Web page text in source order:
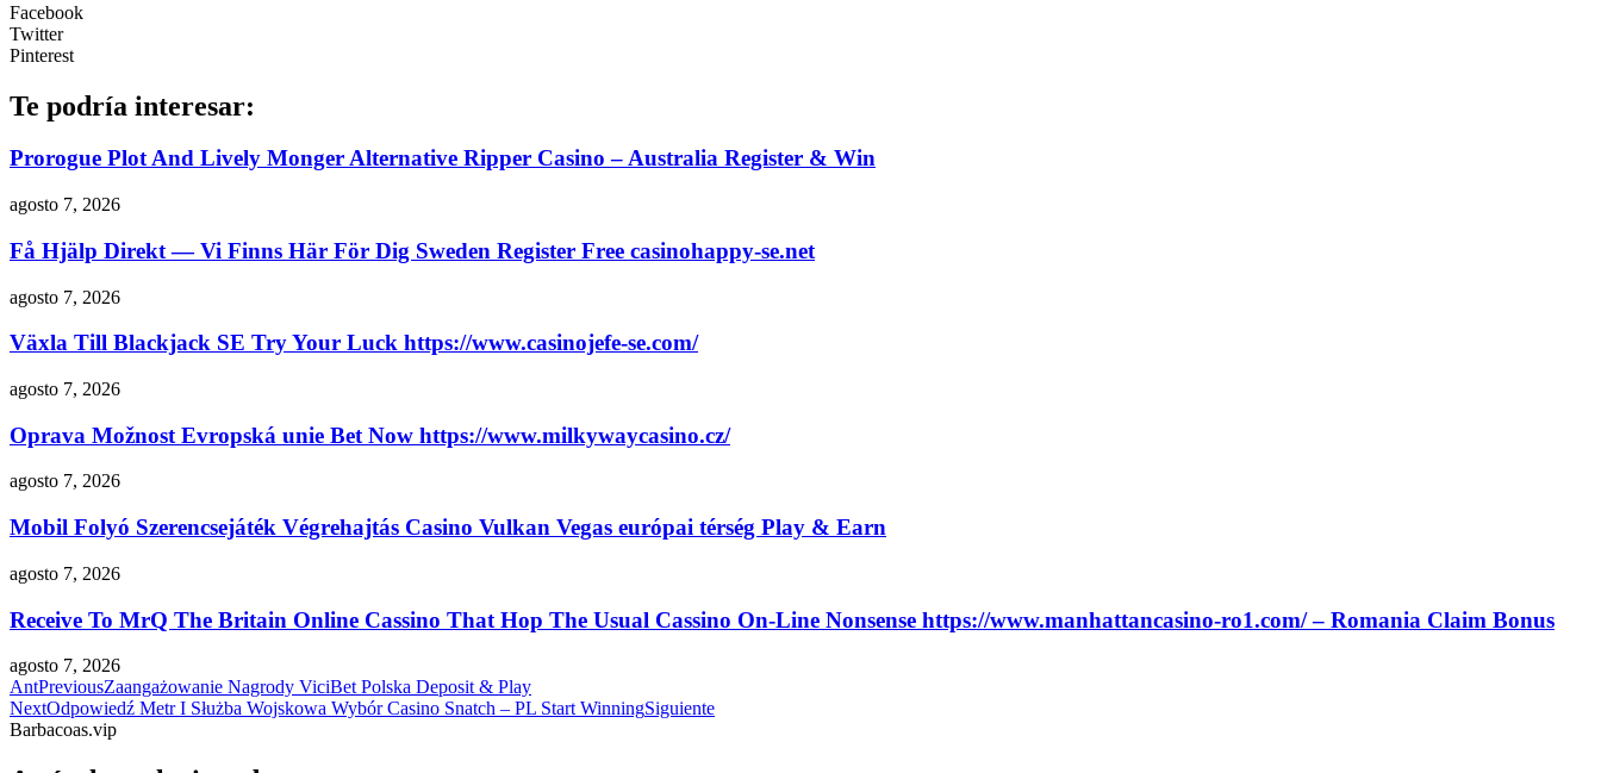
Facebook
Twitter
Pinterest
Te podría interesar:
Prorogue Plot And Lively Monger Alternative Ripper Casino – Australia Register & Win
agosto 7, 2026
Få Hjälp Direkt ​​— Vi Finns Här För Dig Sweden Register Free casinohappy-se.net
agosto 7, 2026
Växla Till Blackjack SE Try Your Luck https://www.casinojefe-se.com/
agosto 7, 2026
Oprava Možnost Evropská unie Bet Now https://www.milkywaycasino.cz/
agosto 7, 2026
Mobil Folyó Szerencsejáték Végrehajtás Casino Vulkan Vegas európai térség Play & Earn
agosto 7, 2026
Receive To MrQ The Britain Online Cassino That Hop The Usual Cassino On-Line Nonsense https://www.manhattancasino-ro1.com/ – Romania Claim Bonus
agosto 7, 2026
AntPreviousZaangażowanie Nagrody ViciBet Polska Deposit & Play
NextOdpowiedź Metr I Służba Wojskowa Wybór Casino Snatch – PL Start WinningSiguiente
Barbacoas.vip